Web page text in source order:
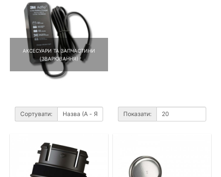
АКСЕСУАРИ ТА ЗАПЧАСТИНИ
(ЗВАРЮВАННЯ)
Сортувати: Показати: